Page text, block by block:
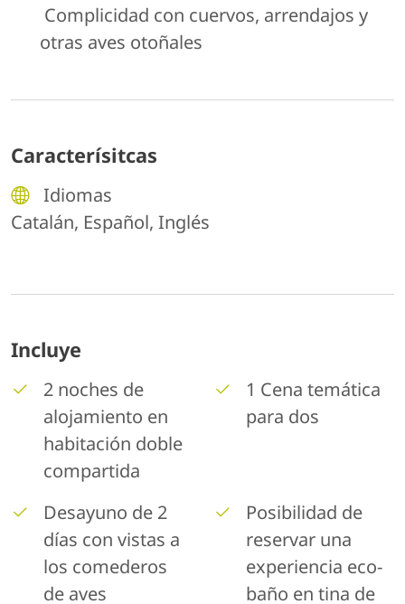
Complicidad con cuervos, arrendajos y
otras aves otoñales
Caracterísitcas
Idiomas
Catalán, Español, Inglés
Incluye
2 noches de
alojamiento en
habitación doble
compartida
1 Cena temática
para dos
Desayuno de 2
días con vistas a
los comederos
de aves
Posibilidad de
reservar una
experiencia eco-
baño en tina de